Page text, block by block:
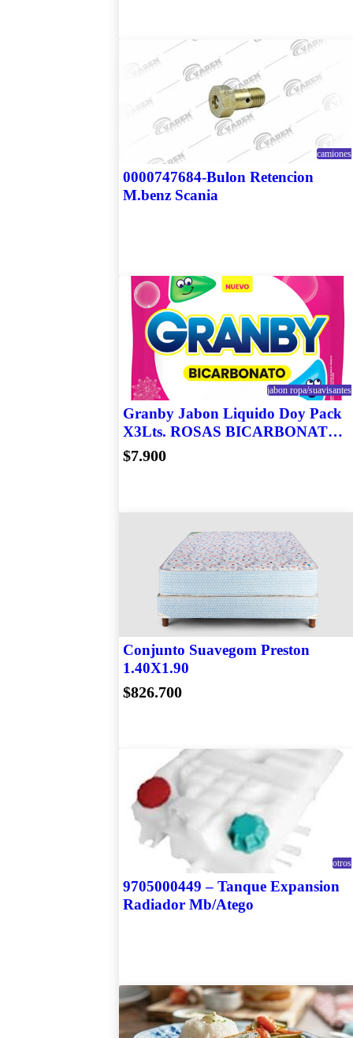
camiones
0000747684-Bulon Retencion
M.benz Scania
jabon ropa/suavisantes
Granby Jabon Liquido Doy Pack
X3Lts. ROSAS BICARBONATO
2215
$7.900
Conjunto Suavegom Preston
1.40X1.90
$826.700
otros
9705000449 – Tanque Expansion
Radiador Mb/Atego